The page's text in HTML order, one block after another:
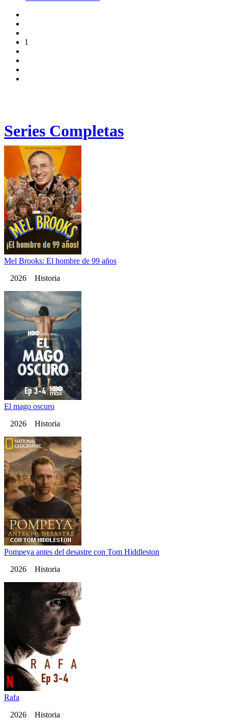
1
Series Completas
Mel Brooks: El hombre de 99 años
2026 Historia
El mago oscuro
2026 Historia
Pompeya antes del desastre con Tom Hiddleston
2026 Historia
Rafa
2026 Historia